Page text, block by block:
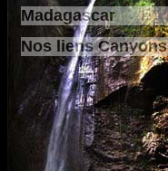
Madagascar
Nos liens Canyons